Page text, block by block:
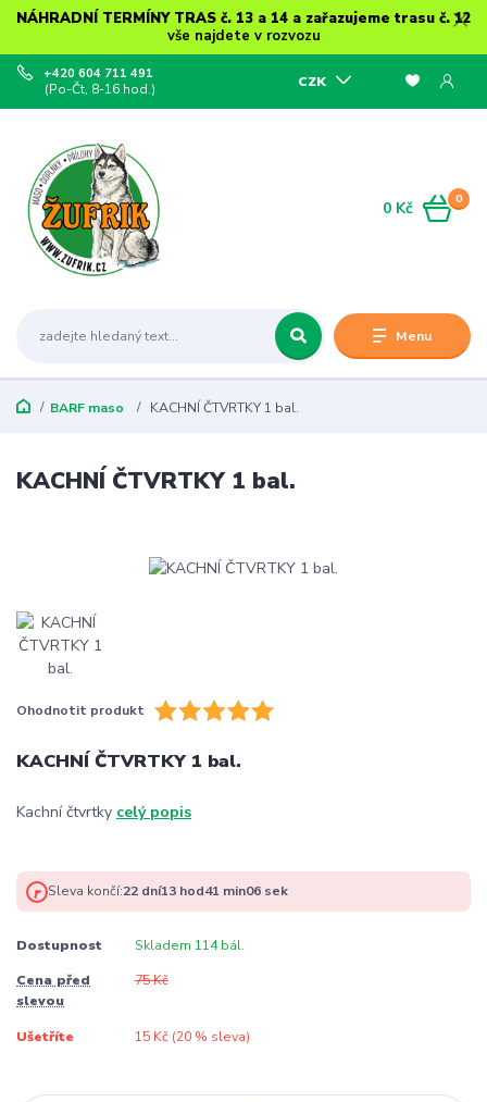
NÁHRADNÍ TERMÍNY TRAS č. 13 a 14 a zařazujeme trasu č. 12
vše najdete v rozvozu
Menu
CZK
+420 604 711 491
(Po-Čt, 8-16 hod.)
0
0 Kč
BARF maso KACHNÍ ČTVRTKY 1 bal.
KACHNÍ ČTVRTKY 1 bal.
Ohodnotit produkt
KACHNÍ ČTVRTKY 1 bal.
Kachní čtvrtky celý popis
Sleva končí:22 dní13hod41 min06sek
Dostupnost Skladem 114 bál.
Cena před
slevou
75 Kč
Ušetříte 15 Kč (20% sleva)